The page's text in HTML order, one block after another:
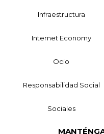
Infraestructura
Internet Economy
Ocio
Responsabilidad Social
Sociales